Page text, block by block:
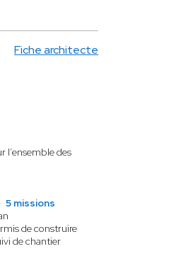
Fiche architecte
l’ensemble des
5 missions
de construire
de chantier